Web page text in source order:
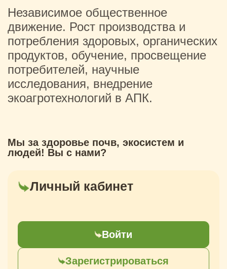
Независимое общественное
движение. Рост производства и
потребления здоровых, органических
продуктов, обучение, просвещение
потребителей, научные
исследования, внедрение
экоагротехнологий в АПК.
Мы за здоровье почв, экосистем и
людей! Вы с нами?
Личный кабинет
Войти
Зарегистрироваться